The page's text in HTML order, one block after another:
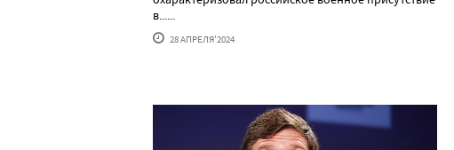
в......
28 АПРЕЛЯ'2024